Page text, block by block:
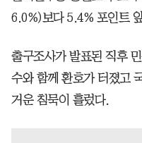
6.0%)보다 5.4% 포인트
출구조사가 발표된 직후
수와 함께 환호가 터졌고
거운 침묵이 흘렀다.